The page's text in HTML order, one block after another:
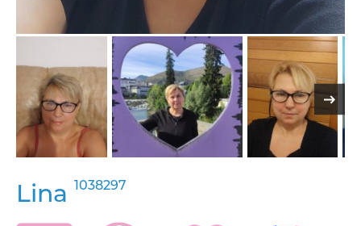
Lina 1038297